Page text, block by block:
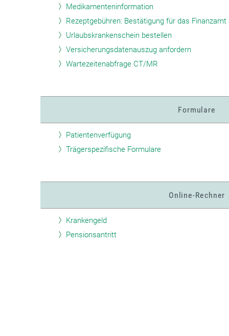
Medikamenteninformation
Rezeptgebühren: Bestätigung für das Finanzamt
Urlaubskrankenschein bestellen
Versicherungsdatenauszug anfordern
Wartezeitenabfrage CT/MR
Formulare
Patientenverfügung
Trägerspezifische Formulare
Online-Rechner
Krankengeld
Pensionsantritt